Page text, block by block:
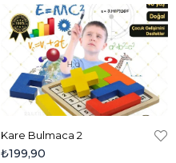
Kare Bulmaca 2
₺199,90